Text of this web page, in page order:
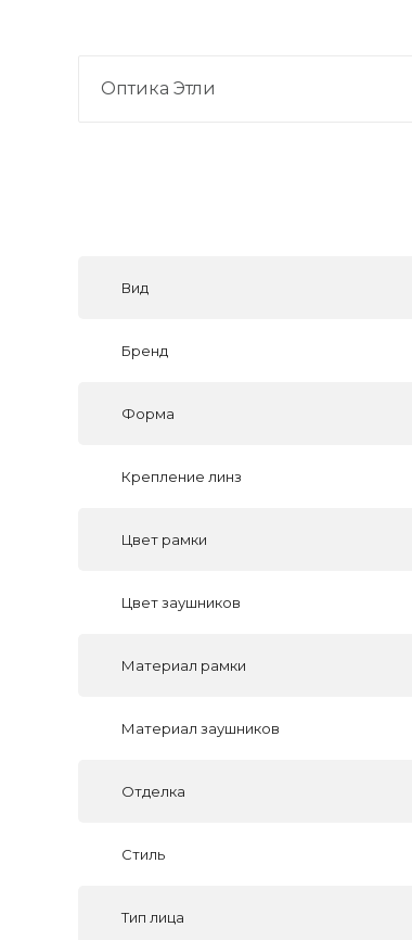
Оптика Этли
Вид
Бренд
Форма
Крепление линз
Цвет рамки
Цвет заушников
Материал рамки
Материал заушников
Отделка
Стиль
Тип лица